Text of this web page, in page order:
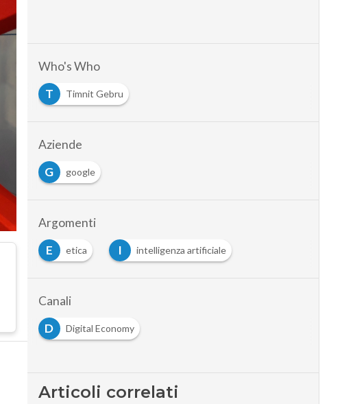
Who's Who
T
Timnit Gebru
Aziende
G
google
Argomenti
E
etica I intelligenza artificiale
Canali
D
Digital Economy
Articoli correlati